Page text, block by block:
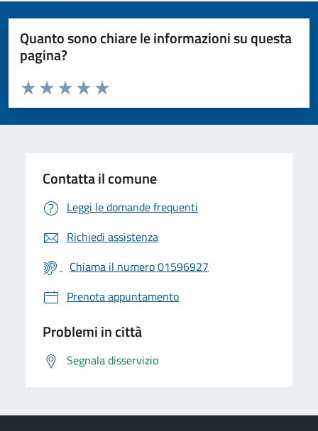
Quanto sono chiare le informazioni su questa
pagina?
Valuta da 1 a 5 stelle la pagina
Valuta 5 stelle su 5
Valuta 4 stelle su 5
Valuta 3 stelle su 5
Valuta 2 stelle su 5
Valuta 1 stelle su 5
Contatta il comune
Leggi le domande frequenti
Richiedi assistenza
Chiama il numero 01596927
Prenota appuntamento
Problemi in città
Segnala disservizio